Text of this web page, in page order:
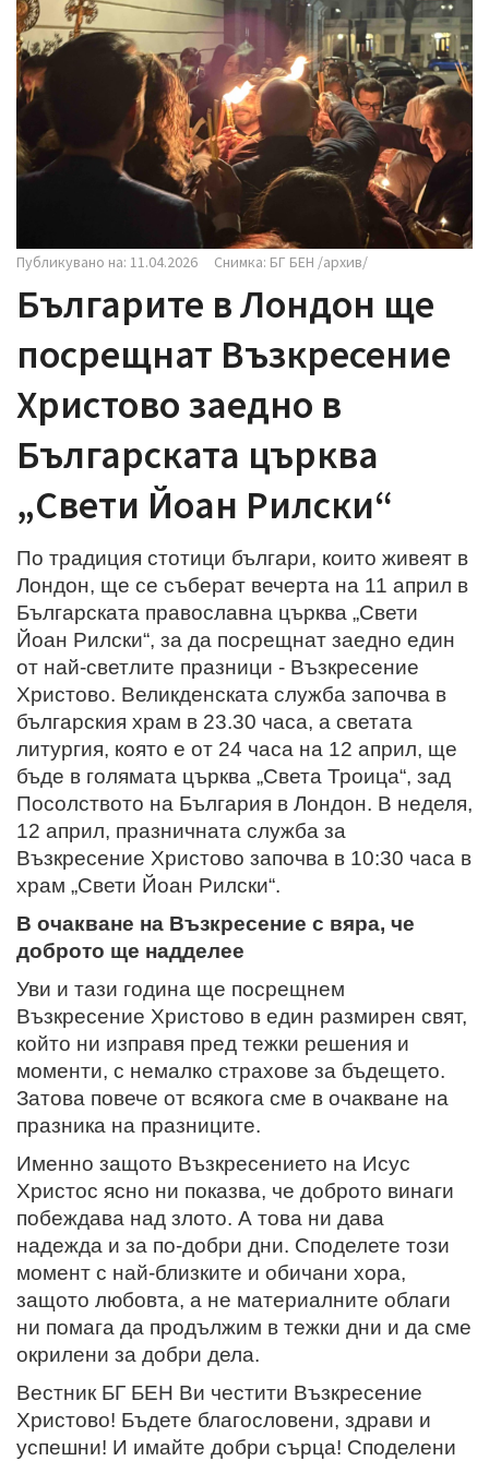
i
g
a
t
o
n
Публикувано на: 11.04.2026 Снимка: БГ БЕН /архив/
Българите в Лондон ще
посрещнат Възкресение
Христово заедно в
Българската църква
„Свети Йоан Рилски“
По традиция стотици българи, които живеят в
Лондон, ще се съберат вечерта на 11 април в
Българската православна църква „Свети
Йоан Рилски“, за да посрещнат заедно един
от най-светлите празници - Възкресение
Христово. Великденската служба започва в
българския храм в 23.30 часа, а светата
литургия, която е от 24 часа на 12 април, ще
бъде в голямата църква „Света Троица“, зад
Посолството на България в Лондон. В неделя,
12 април, празничната служба за
Възкресение Христово започва в 10:30 часа в
храм „Свети Йоан Рилски“.
В очакване на Възкресение с вяра, че
доброто ще надделее
Уви и тази година ще посрещнем
Възкресение Христово в един размирен свят,
който ни изправя пред тежки решения и
моменти, с немалко страхове за бъдещето.
Затова повече от всякога сме в очакване на
празника на празниците.
Именно защото Възкресението на Исус
Христос ясно ни показва, че доброто винаги
побеждава над злото. А това ни дава
надежда и за по-добри дни. Споделете този
момент с най-близките и обичани хора,
защото любовта, а не материалните облаги
ни помага да продължим в тежки дни и да сме
окрилени за добри дела.
Вестник БГ БЕН Ви честити Възкресение
Христово! Бъдете благословени, здрави и
успешни! И имайте добри сърца! Споделени